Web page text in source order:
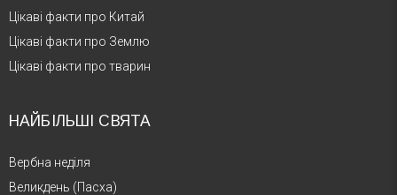
Цікаві факти про Китай
Цікаві факти про Землю
Цікаві факти про тварин
НАЙБІЛЬШІ СВЯТА
Вербна неділя
Великдень (Пасха)